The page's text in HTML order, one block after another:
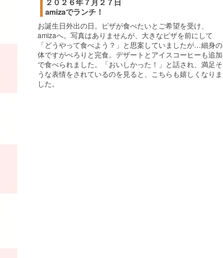
amizaでランチ！
お誕生日外出の日。ピザが食べたいとご希望を受け、
amizaへ。写真はありませんが、大きなピザを前にして
「どうやって食べよう？」と思案していましたが…細身の
体ですがぺろりと完食。デザートとアイスコーヒーも追加
で食べられました。「おいしかった！」と話され、満足そ
うな表情をされているのを見ると、こちらも嬉しくなりま
した。